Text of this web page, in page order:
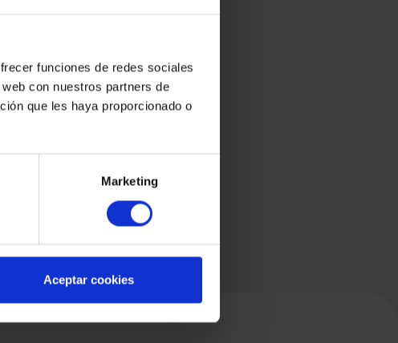
funciones de redes sociales
con nuestros partners de
que les haya proporcionado o
Marketing
Aceptar cookies